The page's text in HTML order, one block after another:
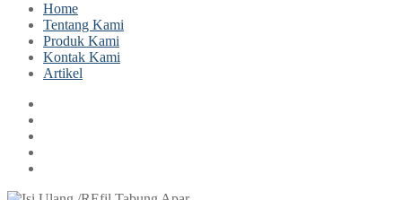
Home
Tentang Kami
Produk Kami
Kontak Kami
Artikel